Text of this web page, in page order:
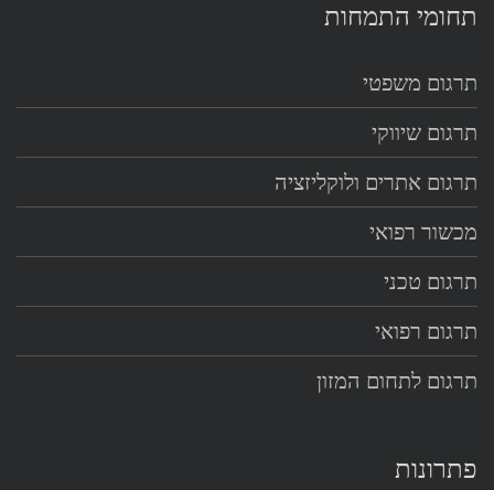
תחומי התמחות
תרגום משפטי
תרגום שיווקי
תרגום אתרים ולוקליזציה
מכשור רפואי
תרגום טכני
תרגום רפואי
תרגום לתחום המזון
פתרונות